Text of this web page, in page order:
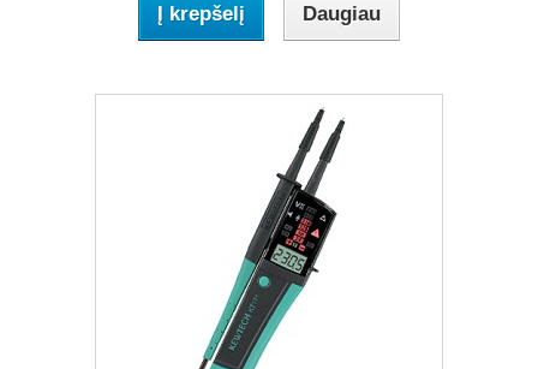
Į krepšelį Daugiau